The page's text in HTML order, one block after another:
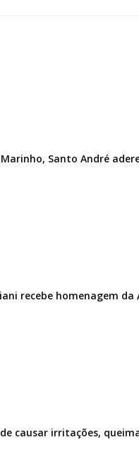
Santo André
recebe homenagem da
causar irritações,